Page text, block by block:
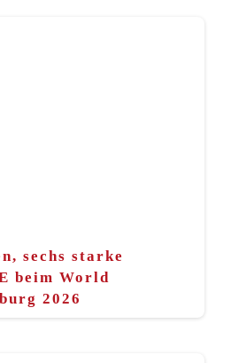
sechs starke
beim World
2026